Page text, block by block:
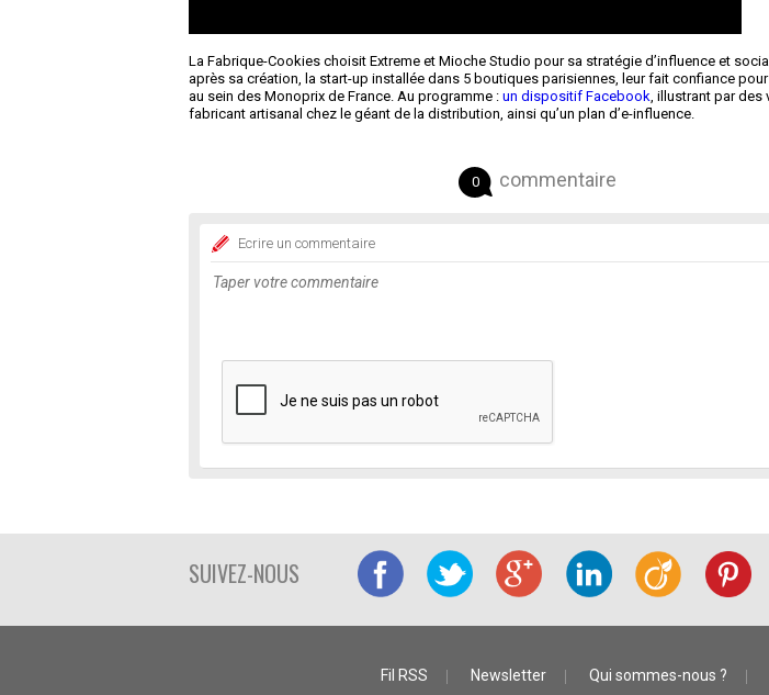
La Fabrique-Cookies choisit Extreme et Mioche Studio pour sa stratégie d’influence et
après sa création, la start-up installée dans 5 boutiques parisiennes, leur fait confiance
au sein des Monoprix de France. Au programme : un dispositif Facebook, illustrant par des
fabricant artisanal chez le géant de la distribution, ainsi qu’un plan d’e-influence.
0 commentaire
Ecrire un commentaire
SUIVEZ-NOUS
Fil RSS Newsletter Qui sommes-nous ?